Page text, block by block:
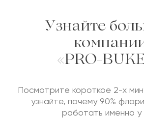
Узнайте
«PRO-
Посмотрите короткое 2-х
узнайте, почему 90%
работать именно у